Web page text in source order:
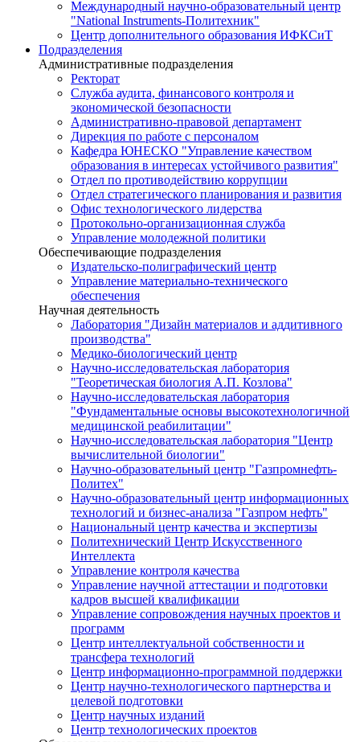
Международный научно-образовательный центр
"National Instruments-Политехник"
Центр дополнительного образования ИФКСиТ
Подразделения
Административные подразделения
Ректорат
Служба аудита, финансового контроля и
экономической безопасности
Административно-правовой департамент
Дирекция по работе с персоналом
Кафедра ЮНЕСКО "Управление качеством
образования в интересах устойчивого развития"
Отдел по противодействию коррупции
Отдел стратегического планирования и развития
Офис технологического лидерства
Протокольно-организационная служба
Управление молодежной политики
Обеспечивающие подразделения
Издательско-полиграфический центр
Управление материально-технического
обеспечения
Научная деятельность
Лаборатория "Дизайн материалов и аддитивного
производства"
Медико-биологический центр
Научно-исследовательская лаборатория
"Теоретическая биология А.П. Козлова"
Научно-исследовательская лаборатория
"Фундаментальные основы высокотехнологичной
медицинской реабилитации"
Научно-исследовательская лаборатория "Центр
вычислительной биологии"
Научно-образовательный центр "Газпромнефть-
Политех"
Научно-образовательный центр информационных
технологий и бизнес-анализа "Газпром нефть"
Национальный центр качества и экспертизы
Политехнический Центр Искусственного
Интеллекта
Управление контроля качества
Управление научной аттестации и подготовки
кадров высшей квалификации
Управление сопровождения научных проектов и
программ
Центр интеллектуальной собственности и
трансфера технологий
Центр информационно-программной поддержки
Центр научно-технологического партнерства и
целевой подготовки
Центр научных изданий
Центр технологических проектов